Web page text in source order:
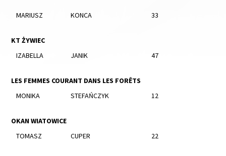
MARIUSZ KONCA 33
KT ŻYWIEC
IZABELLA
JANIK 47
LES FEMMES COURANT DANS LES FORÊTS
MONIKA
STEFAŃCZYK 12
OKAN WIATOWICE
TOMASZ
CUPER 22